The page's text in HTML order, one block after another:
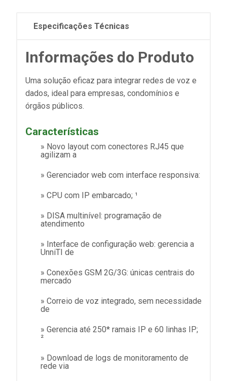
Especificações Técnicas
Informações do Produto
Uma solução eficaz para integrar redes de voz e
dados, ideal para empresas, condomínios e
órgãos públicos.
Características
» Novo layout com conectores RJ45 que
agilizam a
» Gerenciador web com interface responsiva:
» CPU com IP embarcado; ¹
» DISA multinível: programação de
atendimento
» Interface de configuração web: gerencia a
UnniTI de
» Conexões GSM 2G/3G: únicas centrais do
mercado
» Correio de voz integrado, sem necessidade
de
» Gerencia até 250* ramais IP e 60 linhas IP;
²
» Download de logs de monitoramento de
rede via